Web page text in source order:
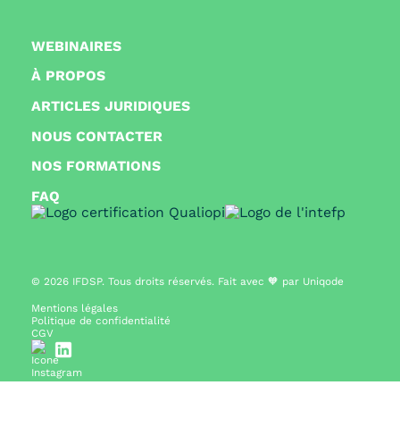
NOS FORMATIONS
ARTICLES JURIDIQUES
WEBINAIRES
NOUS CONTACTER
À PROPOS
FAQ
© 2026 IFDSP. Tous droits réservés. Fait avec 🧡 par Uniqode
Mentions légales
Politique de confidentialité
CGV